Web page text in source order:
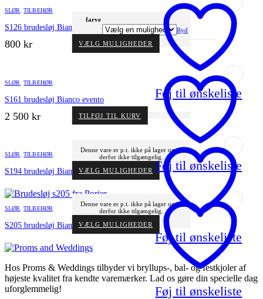
Føj til ønskeliste
Dette
vare
har
varianter.
vælges
varesiden
farve
Ryd
VÆLG MULIGHEDER
Dette
Mulighederne
kan
vælges
på
varesiden
SLØR ,TILBEHØR
S126 brudesløj Bianco evento
800 kr
Føj til ønskeliste
TILFØJ TIL KURV
SLØR ,TILBEHØR
S161 brudesløj Bianco evento
2 500 kr
Føj til ønskeliste
Dette
vare
har
varianter.
kan
vælges
varesiden
Denne vare er p.t. ikke på lager og er
derfor ikke tilgængelig.
VÆLG MULIGHEDER
Dette
vare
har
flere
varianter.
Mulighederne
kan
vælges
på
varesiden
SLØR,TILBEHØR
S194 brudesløj Bianco evento
Føj til ønskeliste
Dette
vare
har
varianter.
kan
vælges
på
Denne vare er p.t. ikke på lager og er
derfor ikke tilgængelig.
VÆLG MULIGHEDER
Dette
vare
har
flere
varianter.
Mulighederne
kan
vælges
på
varesiden
SLØR,TILBEHØR
S205 brudesløj Bianco evento
Hos Proms & Weddings tilbyder vi bryllups-, bal- og festkjoler af
højeste kvalitet fra kendte varemærker. Lad os gøre din specielle dag
uforglemmelig!